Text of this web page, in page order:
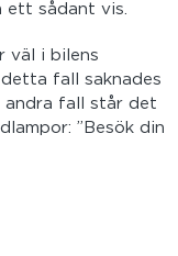
ett sådant vis.
väl i bilens
fall saknades
andra fall står det
”Besök din